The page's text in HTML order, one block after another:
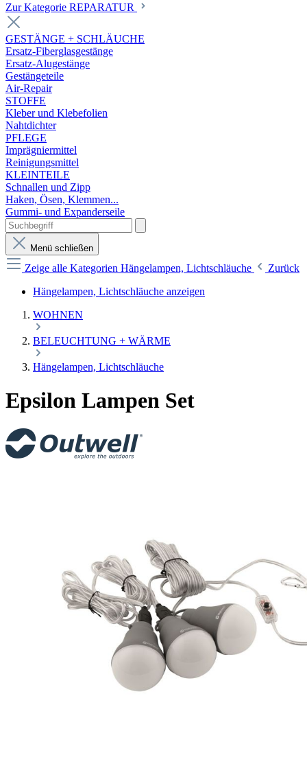
Zur Kategorie REPARATUR
GESTÄNGE + SCHLÄUCHE
Ersatz-Fiberglasgestänge
Ersatz-Alugestänge
Gestängeteile
Air-Repair
STOFFE
Kleber und Klebefolien
Nahtdichter
PFLEGE
Imprägniermittel
Reinigungsmittel
KLEINTEILE
Schnallen und Zipp
Haken, Ösen, Klemmen...
Gummi- und Expanderseile
Menü schließen
Zeige alle Kategorien Hängelampen, Lichtschläuche
Zurück
Hängelampen, Lichtschläuche anzeigen
WOHNEN
BELEUCHTUNG + WÄRME
Hängelampen, Lichtschläuche
Epsilon Lampen Set